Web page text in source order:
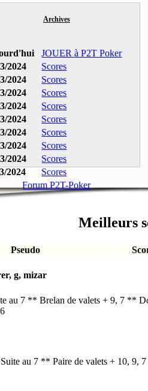
Archives
JOUER à P2T Poker
2024
Scores
2024
Scores
2024
Scores
2024
Scores
2024
Scores
2024
Scores
2024
Scores
2024
Scores
2024
Scores
Forum P2T-Poker
Meilleurs
Pseudo
g, mizar
au 7 ** Brelan de valets + 9, 7 **
au 7 ** Paire de valets + 10, 9,